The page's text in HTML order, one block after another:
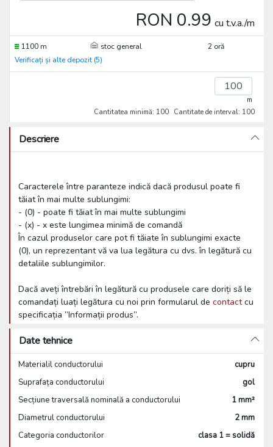
RON 0.99 cu t.v.a./m
1100 m stoc general
2 oră
Verificați și alte depozit (5)
m
Cantitatea minimă: 100 Cantitate de interval: 100
Descriere
Caracterele între paranteze indică dacă produsul poate fi
tăiat în mai multe sublungimi:
- (0) - poate fi tăiat în mai multe sublungimi
- (x) - x este lungimea minimă de comandă
În cazul produselor care pot fi tăiate în sublungimi exacte
(0), un reprezentant vă va lua legătura cu dvs. în legătură cu
detaliile sublungimilor.
Dacă aveți întrebări în legătură cu produsele care doriți să le
comandați luați legătura cu noi prin formularul de contactcu
specificația ”Informații produs”.
Date tehnice
Materialil conductorului
cupru
Suprafața conductorului
gol
Secțiune traversală nominală a conductorului
1 mm²
Diametrul conductorului
2 mm
Categoria conductorilor
clasa 1 = solidă